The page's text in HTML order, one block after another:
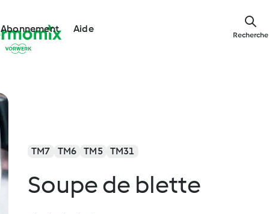
Abonnement Aide
Recherche
TM7 TM6 TM5 TM31
Soupe de blette